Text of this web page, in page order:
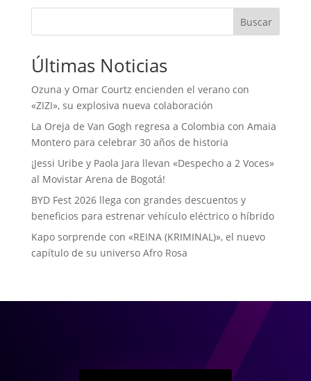
Buscar
Últimas Noticias
Ozuna y Omar Courtz encienden el verano con
«ZIZI», su explosiva nueva colaboración
La Oreja de Van Gogh regresa a Colombia con Amaia
Montero para celebrar 30 años de historia
¡Jessi Uribe y Paola Jara llevan «Despecho a 2 Voces»
al Movistar Arena de Bogotá!
BYD Fest 2026 llega con grandes descuentos y
beneficios para estrenar vehículo eléctrico o híbrido
Kapo sorprende con «REINA (KRIMINAL)», el nuevo
capítulo de su universo Afro Rosa